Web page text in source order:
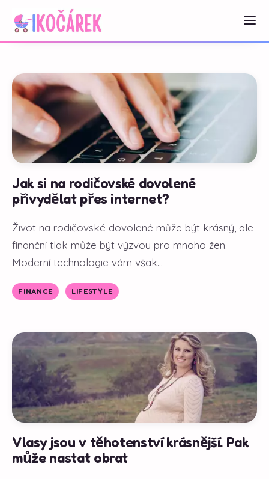
Jak si na rodičovské dovolené
přivydělat přes internet?
Život na rodičovské dovolené může být krásný, ale
finanční tlak může být výzvou pro mnoho žen.
Moderní technologie vám však...
FINANCE | LIFESTYLE
Vlasy jsou v těhotenství krásnější. Pak
může nastat obrat